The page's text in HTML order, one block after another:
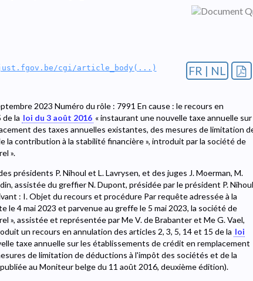
cgi/article_body(...) FR | NL
2023 Numéro du rôle : 7991 En cause : le recours en
de la loi du 3 août 2016 « instaurant une nouvelle taxe annuelle sur
des taxes annuelles existantes, des mesures de limitation
la contribution à la stabilité financière », introduit par la société de
».
présidents P. Nihoul et L. Lavrysen, et des juges J. Moerman, M.
assistée du greffier N. Dupont, présidée par le président P.
: I. Objet du recours et procédure Par requête adressée à la
le 4 mai 2023 et parvenue au greffe le 5 mai 2023, la société de
», assistée et représentée par Me V. de Brabanter et Me G. Vael,
un recours en annulation des articles 2, 3, 5, 14 et 15 de la loi
taxe annuelle sur les établissements de crédit en remplacement
de limitation de déductions à l'impôt des sociétés et de la
au Moniteur belge du 11 août 2016, deuxième édition).